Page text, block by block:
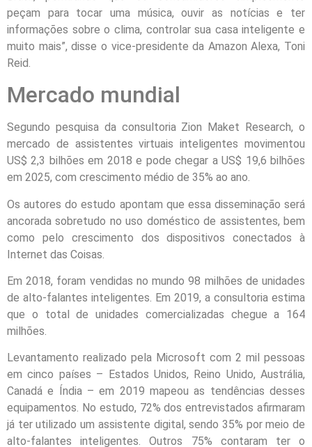
peçam para tocar uma música, ouvir as notícias e ter
informações sobre o clima, controlar sua casa inteligente e
muito mais”, disse o vice-presidente da Amazon Alexa, Toni
Reid.
Mercado mundial
Segundo pesquisa da consultoria Zion Maket Research, o
mercado de assistentes virtuais inteligentes movimentou
US$ 2,3 bilhões em 2018 e pode chegar a US$ 19,6 bilhões
em 2025, com crescimento médio de 35% ao ano.
Os autores do estudo apontam que essa disseminação será
ancorada sobretudo no uso doméstico de assistentes, bem
como pelo crescimento dos dispositivos conectados à
Internet das Coisas.
Em 2018, foram vendidas no mundo 98 milhões de unidades
de alto-falantes inteligentes. Em 2019, a consultoria estima
que o total de unidades comercializadas chegue a 164
milhões.
Levantamento realizado pela Microsoft com 2 mil pessoas
em cinco países – Estados Unidos, Reino Unido, Austrália,
Canadá e Índia – em 2019 mapeou as tendências desses
equipamentos. No estudo, 72% dos entrevistados afirmaram
já ter utilizado um assistente digital, sendo 35% por meio de
alto-falantes inteligentes. Outros 75% contaram ter o